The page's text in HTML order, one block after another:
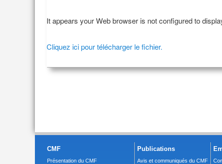
It appears your Web browser is not configured to
Cliquez ici pour télécharger le fichier.
CMF
Présentation du CMF
Publications
Avis et communiqués du CMF